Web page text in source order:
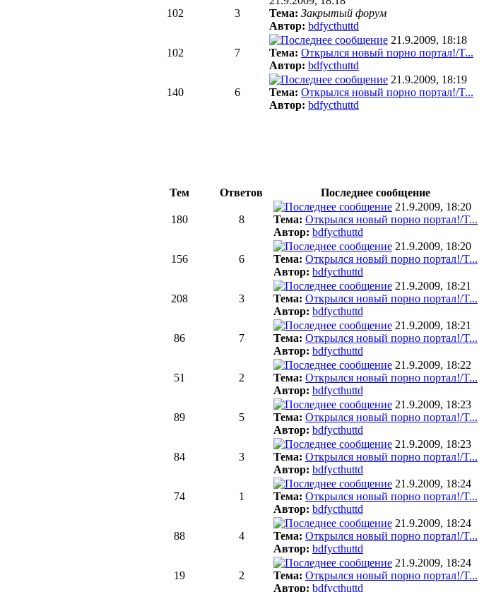
102 3
Тема: Закрытый форум
Автор: bdfycthuttd
102 7
21.9.2009, 18:18
Тема: Открылся новый порно портал!/T...
Автор: bdfycthuttd
140 6
21.9.2009, 18:19
Тема: Открылся новый порно портал!/T...
Автор: bdfycthuttd
Тем Ответов
Последнее сообщение
180 8
21.9.2009, 18:20
Тема: Открылся новый порно портал!/T...
Автор: bdfycthuttd
156 6
21.9.2009, 18:20
Тема: Открылся новый порно портал!/T...
Автор: bdfycthuttd
208 3
21.9.2009, 18:21
Тема: Открылся новый порно портал!/T...
Автор: bdfycthuttd
86 7
21.9.2009, 18:21
Тема: Открылся новый порно портал!/T...
Автор: bdfycthuttd
51 2
21.9.2009, 18:22
Тема: Открылся новый порно портал!/T...
Автор: bdfycthuttd
89 5
21.9.2009, 18:23
Тема: Открылся новый порно портал!/T...
Автор: bdfycthuttd
84 3
21.9.2009, 18:23
Тема: Открылся новый порно портал!/T...
Автор: bdfycthuttd
74 1
21.9.2009, 18:24
Тема: Открылся новый порно портал!/T...
Автор: bdfycthuttd
88 4
21.9.2009, 18:24
Тема: Открылся новый порно портал!/T...
Автор: bdfycthuttd
19 2
21.9.2009, 18:24
Тема: Открылся новый порно портал!/T...
Автор: bdfycthuttd